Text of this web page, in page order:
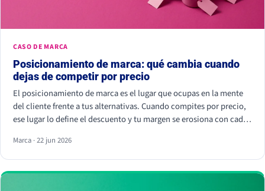
CASO DE MARCA
Posicionamiento de marca: qué cambia cuando
dejas de competir por precio
El posicionamiento de marca es el lugar que ocupas en la mente
del cliente frente a tus alternativas. Cuando compites por precio,
ese lugar lo define el descuento y tu margen se erosiona con cada
por elegirte: Kantar calcula que las marcas percibidas como
significativamente diferentes consiguen que se pague hasta un
38% más.
Marca · 22 jun 2026